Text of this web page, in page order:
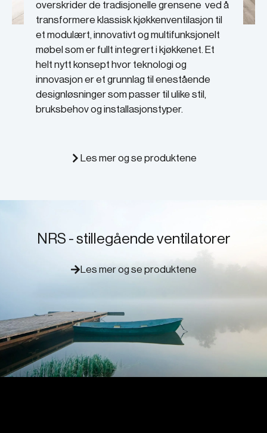
overskrider de tradisjonelle grensene ved å
transformere klassisk kjøkkenventilasjon til
et modulært, innovativt og multifunksjonelt
møbel som er fullt integrert i kjøkkenet. Et
helt nytt konsept hvor teknologi og
innovasjon er et grunnlag til enestående
designløsninger som passer til ulike stil,
bruksbehov og installasjonstyper.
Les mer og se produktene
NRS - stillegående ventilatorer
Les mer og se produktene